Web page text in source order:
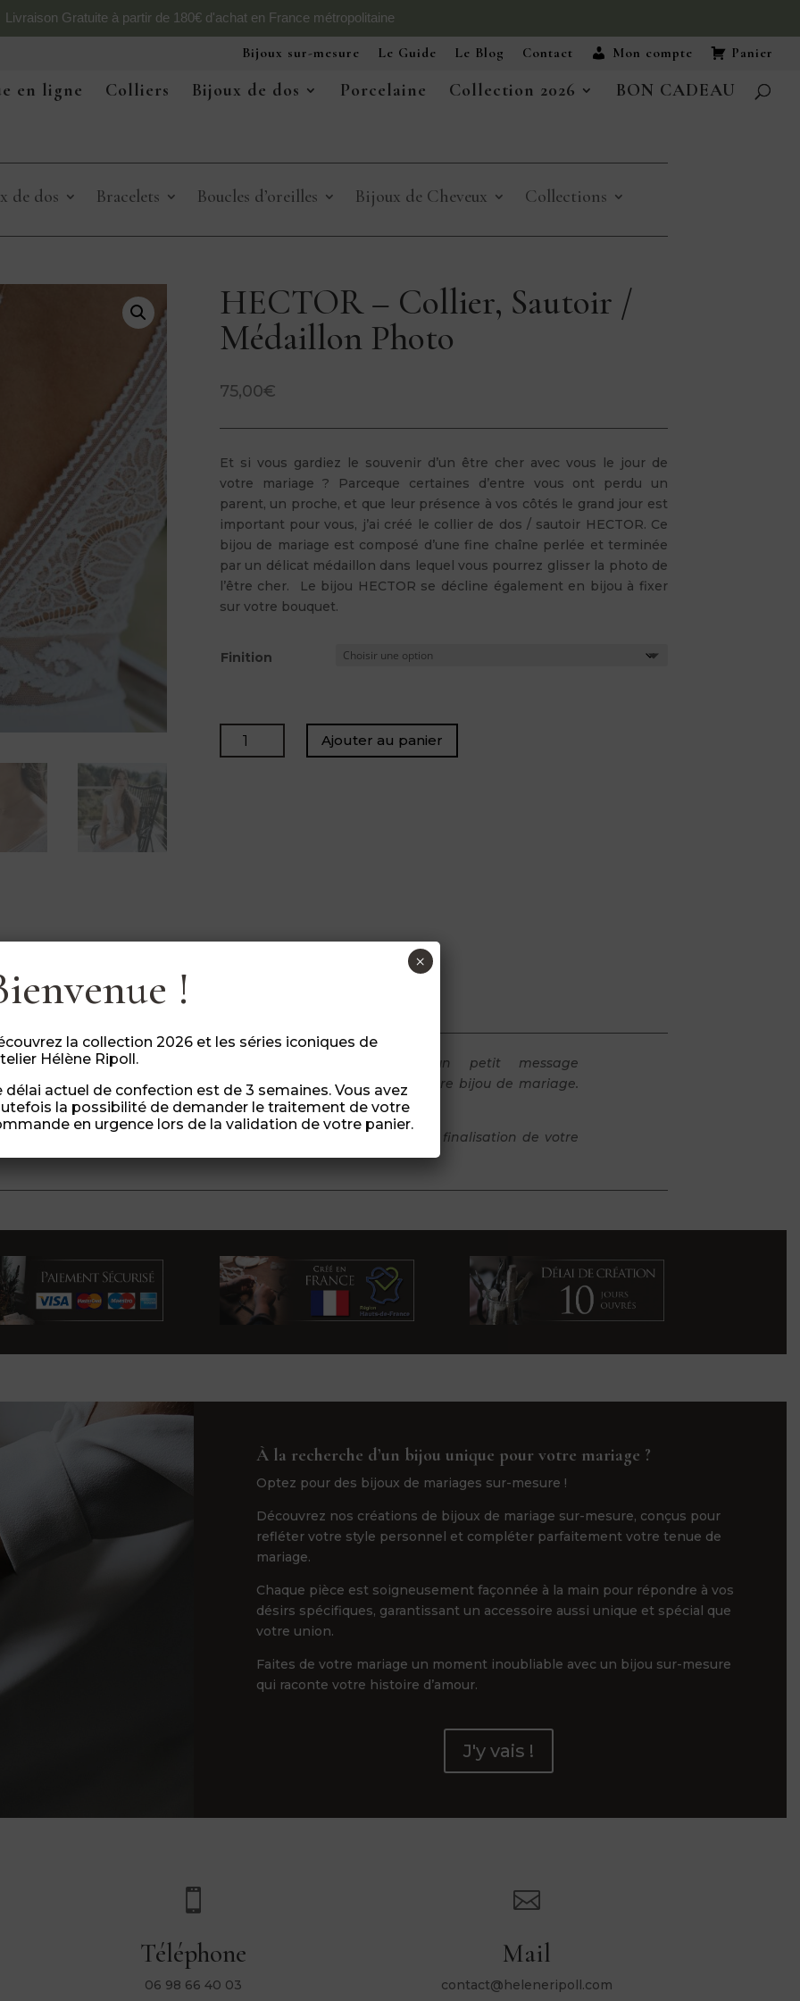
Livraison Gratuite à partir de 180€ d'achat en France métropolitaine
Bijoux sur-mesure Le Guide Le Blog Contact Mon compte Panier
en ligne Colliers Bijoux de dos Porcelaine Collection 2026 BON CADEAU
de dos Bracelets Boucles d’oreilles Bijoux de Cheveux Collections
HECTOR – Collier, Sautoir /
Médaillon Photo
75,00€
Et si vous gardiez le souvenir d’un être cher avec vous le jour de
votre mariage ? Parceque certaines d’entre vous ont perdu un
parent, un proche, et que leur présence à vos côtés le grand jour est
important pour vous, j’ai créé le collier de dos / sautoir HECTOR. Ce
bijou de mariage est composé d’une fine chaîne perlée et terminée
par un délicat médaillon dans lequel vous pourrez glisser la photo de
l’être cher. Le bijou HECTOR se décline également en bijou à fixer
sur votre bouquet.
Finition
quantité
de
Ajouter au panier
quelques modifications à un produit
? Envoyez un petit message
.Teinte, taille, style, nous trouverons comment personnaliser votre bijou de mariage.
sont montés à la main avec des matières de qualité.
possibles en ajoutant l’option « commande urgente » (lors de finalisation de votre
À la recherche d’un bijou unique pour votre mariage ?
Optez pour des bijoux de mariages sur-mesure !
Découvrez nos créations de bijoux de mariage sur-mesure, conçus pour
refléter votre style personnel et compléter parfaitement votre tenue de
mariage.
Chaque pièce est soigneusement façonnée à la main pour répondre à vos
désirs spécifiques, garantissant un accessoire aussi unique et spécial que
votre union.
Faites de votre mariage un moment inoubliable avec un bijou sur-mesure
qui raconte votre histoire d’amour.
J'y vais !

Téléphone
06 98 66 40 03

Mail
contact@heleneripoll.com
!
la collection 2026 et les séries iconiques de
Hélène Ripoll.
délai actuel de confection est de 3 semaines. Vous avez
la possibilité de demander le traitement de votre
en urgence lors de la validation de votre panier.
×